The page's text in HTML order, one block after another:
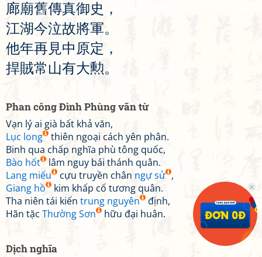
廊廟舊傳真御史 ，
江湖今泣故將軍。
他年再 見中 原定 ，
捍賊常山有大勲。
Phan công Đình Phùng vãn từ
Vạn lý ai già bất khả văn,
Lục long
thiên ngoại cách yên phân.
Binh qua chấp nghĩa phù tông quốc,
Bào hốt
lâm nguy bái thánh quân.
Lang miếu
cựu truyền chân ngự sử ,
Giang hồ
kim khấp cố tương quân.
Tha niên tái kiến trung nguyên
định,
Hãn tặc Thường Sơn hữu đại huân.
Dịch nghĩa